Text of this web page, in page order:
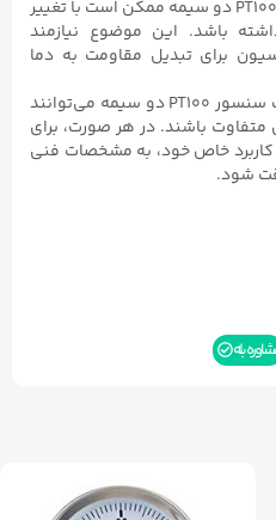
انحراف در خروجی: سنسور PT100 دو سیمه ممکن است با تغییر
باشد. این موضوع نیازمند
برای تبدیل مقاومت به دما
باید توجه داشت که مزایا و معایب سنسور PT100 دو سیمه می‌توانند
متفاوت باشند. در هر صورت، برای
خاص خود، به مشخصات فنی
شود.
بله